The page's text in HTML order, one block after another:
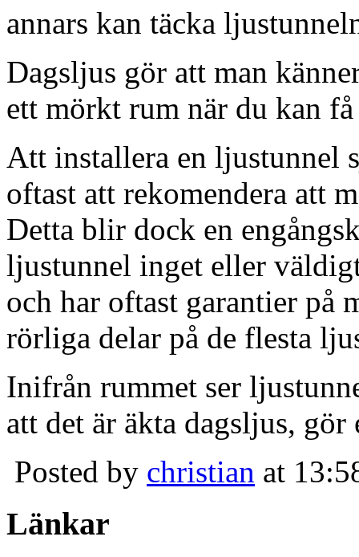
annars kan täcka
Dagsljus gör att man
ett mörkt rum när du kan
Att installera en ljustunnel
oftast att rekomendera att
Detta blir dock en
ljustunnel inget eller
och har oftast garantier på
rörliga delar på de flesta
Inifrån rummet ser
att det är äkta dagsljus,
Posted by christian at
Länkar